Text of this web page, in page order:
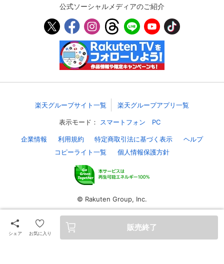
視聴年齢制限
能です。5段階の年齢区分から選択できま
す。
スマホなどでRakuten TVを視聴する際のデ
バイス連携の設定ができます。
す。
メルマガの配信停止、配信先のメールアド
レスの変更が可能です。
可能です。
ログアウト
シェア お気に入り
販売終了
公式ソーシャルメディアのご紹介
楽天グループサイト一覧 楽天グループアプリ一覧
表示モード： スマートフォン PC
企業情報 利用規約 特定商取引法に基づく表示
ヘルプ
コピーライト一覧
個人情報保護方針
© Rakuten Group, Inc.